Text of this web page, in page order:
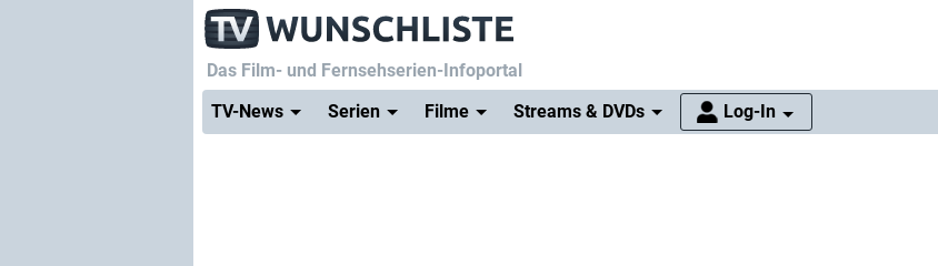
Das Film- und Fernsehserien-Infoportal
TV-News
Serien Filme Streams & DVDs Log-In